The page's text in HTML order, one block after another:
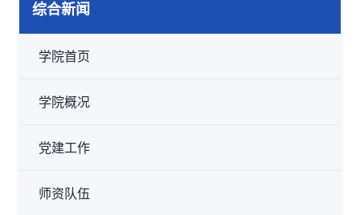
综合新闻
学院首页
学院概况
党建工作
师资队伍